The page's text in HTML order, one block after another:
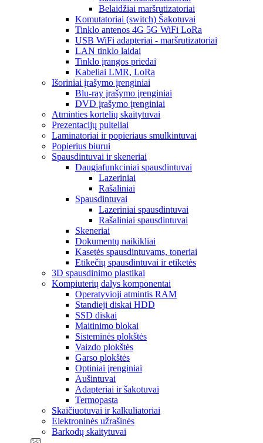
Belaidžiai maršrutizatoriai
Komutatoriai (switch) Šakotuvai
Tinklo antenos 4G 5G WiFi LoRa
USB WiFi adapteriai - maršrutizatoriai
LAN tinklo laidai
Tinklo įrangos priedai
Kabeliai LMR, LoRa
Išoriniai įrašymo įrenginiai
Blu-ray įrašymo įrenginiai
DVD įrašymo įrenginiai
Atminties kortelių skaitytuvai
Prezentacijų pulteliai
Laminatoriai ir popieriaus smulkintuvai
Popierius biurui
Spausdintuvai ir skeneriai
Daugiafunkciniai spausdintuvai
Lazeriniai
Rašaliniai
Spausdintuvai
Lazeriniai spausdintuvai
Rašaliniai spausdintuvai
Skeneriai
Dokumentų naikikliai
Kasetės spausdintuvams, toneriai
Etikečių spausdintuvai ir etiketės
3D spausdinimo plastikai
Kompiuterių dalys komponentai
Operatyvioji atmintis RAM
Standieji diskai HDD
SSD diskai
Maitinimo blokai
Sisteminės plokštės
Vaizdo plokštės
Garso plokštės
Optiniai įrenginiai
Aušintuvai
Adapteriai ir šakotuvai
Termopasta
Skaičiuotuvai ir kalkuliatoriai
Elektroninės užrašinės
Barkodų skaitytuvai